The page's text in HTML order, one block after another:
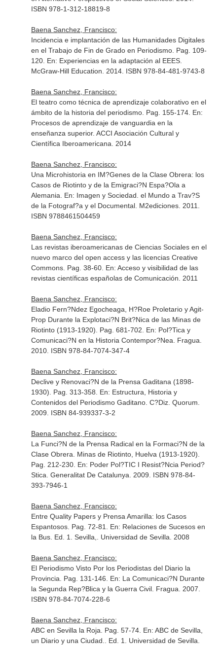
ISBN 978-1-312-18819-8
Baena Sanchez, Francisco:
Incidencia e implantación de las Humanidades Digitales
en el Trabajo de Fin de Grado en Periodismo. Pag. 109-
120. En: Experiencias en la adaptación al EEES.
McGraw-Hill Education. 2014. ISBN 978-84-481-9743-8
Baena Sanchez, Francisco:
El teatro como técnica de aprendizaje colaborativo en el
ámbito de la historia del periodismo. Pag. 155-174. En:
Procesos de aprendizaje de vanguardia en la
enseñanza superior. ACCI Asociación Cultural y
Científica Iberoamericana. 2014
Baena Sanchez, Francisco:
Una Microhistoria en IM?Genes de la Clase Obrera: los
Casos de Riotinto y de la Emigraci?N Espa?Ola a
Alemania. En: Imagen y Sociedad. el Mundo a Trav?S
de la Fotograf?a y el Documental. M2ediciones. 2011.
ISBN 9788461504459
Baena Sanchez, Francisco:
Las revistas iberoamericanas de Ciencias Sociales en el
nuevo marco del open access y las licencias Creative
Commons. Pag. 38-60. En: Acceso y visibilidad de las
revistas científicas españolas de Comunicación . 2011
Baena Sanchez, Francisco:
Eladio Fern?Ndez Egocheaga, H?Roe Proletario y Agit-
Prop Durante la Explotaci?N Brit?Nica de las Minas de
Riotinto (1913-1920). Pag. 681-702. En: Pol?Tica y
Comunicaci?N en la Historia Contempor?Nea . Fragua.
2010. ISBN 978-84-7074-347-4
Baena Sanchez, Francisco:
Declive y Renovaci?N de la Prensa Gaditana (1898-
1930). Pag. 313-358. En: Estructura, Historia y
Contenidos del Periodismo Gaditano. C?Diz. Quorum.
2009. ISBN 84-939337-3-2
Baena Sanchez, Francisco:
La Funci?N de la Prensa Radical en la Formaci?N de la
Clase Obrera. Minas de Riotinto, Huelva (1913-1920).
Pag. 212-230. En: Poder Pol?TIC I Resist?Ncia Period?
Stica . Generalitat De Catalunya. 2009. ISBN 978-84-
393-7946-1
Baena Sanchez, Francisco:
Entre Quality Papers y Prensa Amarilla: los Casos
Espantosos. Pag. 72-81. En: Relaciones de Sucesos en
la Bus. Ed. 1. Sevilla,. Universidad de Sevilla. 2008
Baena Sanchez, Francisco:
El Periodismo Visto Por los Periodistas del Diario la
Provincia. Pag. 131-146. En: La Comunicaci?N Durante
la Segunda Rep?Blica y la Guerra Civil. Fragua. 2007.
ISBN 978-84-7074-228-6
Baena Sanchez, Francisco:
ABC en Sevilla la Roja. Pag. 57-74. En: ABC de Sevilla,
un Diario y una Ciudad.
. Ed. 1. Universidad de Sevilla.